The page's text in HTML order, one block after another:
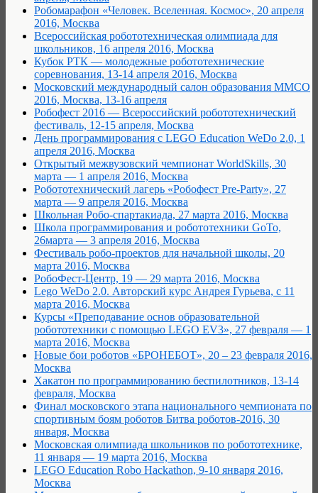
Робомарафон «Человек. Вселенная. Космос», 20 апреля
2016, Москва
Всероссийская робототехническая олимпиада для
школьников, 16 апреля 2016, Москва
Кубок РТК — молодежные робототехнические
соревнования, 13-14 апреля 2016, Москва
Московский международный салон образования ММСО
2016, Москва, 13-16 апреля
Робофест 2016 — Всероссийский робототехнический
фестиваль, 12-15 апреля, Москва
День программирования с LEGO Education WeDo 2.0, 1
апреля 2016, Москва
Открытый межвузовский чемпионат WorldSkills, 30
марта — 1 апреля 2016, Москва
Робототехнический лагерь «Робофест Pre-Party», 27
марта — 9 апреля 2016, Москва
Школьная Робо-спартакиада, 27 марта 2016, Москва
Школа программирования и робототехники GoTo,
26марта — 3 апреля 2016, Москва
Фестиваль робо-проектов для начальной школы, 20
марта 2016, Москва
РобоФест-Центр, 19 — 29 марта 2016, Москва
Lego WeDo 2.0. Авторский курс Андрея Гурьева, с 11
марта 2016, Москва
Курсы «Преподавание основ образовательной
робототехники с помощью LEGO EV3», 27 февраля — 1
марта 2016, Москва
Новые бои роботов «БРОНЕБОТ», 20 – 23 февраля 2016,
Москва
Хакатон по программированию беспилотников, 13-14
февраля, Москва
Финал московского этапа национального чемпионата по
спортивным боям роботов Битва роботов-2016, 30
января, Москва
Московская олимпиада школьников по робототехнике,
11 января — 19 марта 2016, Москва
LEGO Education Robo Hackathon, 9-10 января 2016,
Москва